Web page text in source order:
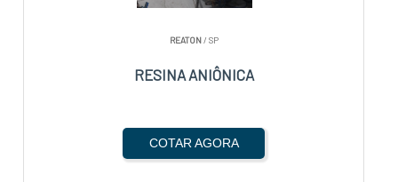
REATON/ SP
RESINA ANIÔNICA
COTAR AGORA